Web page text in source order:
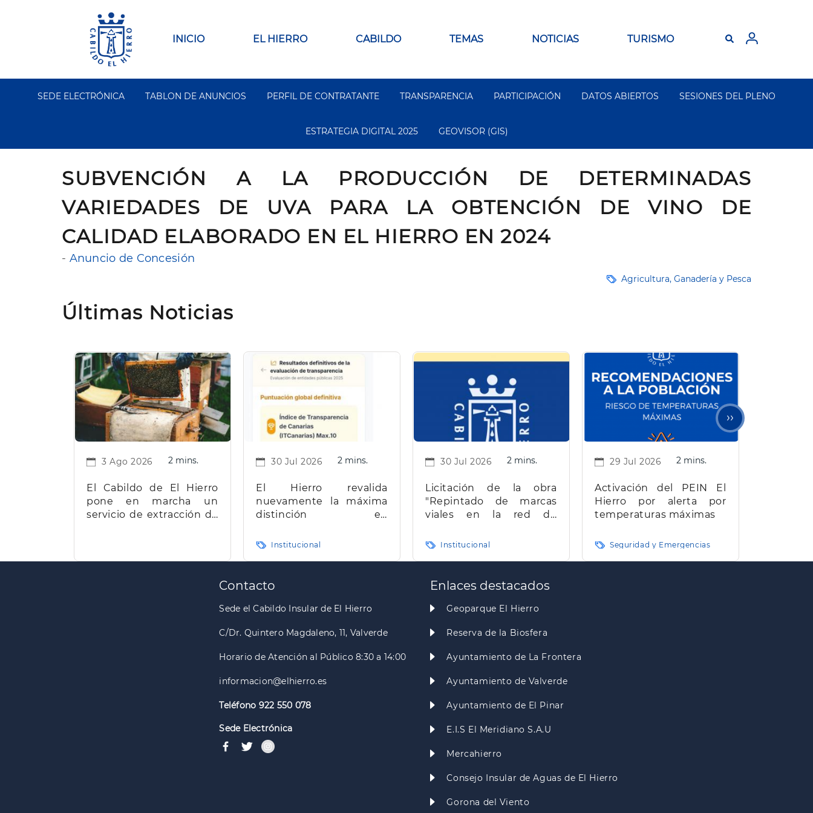
Main
INICIO EL HIERRO CABILDO TEMAS NOTICIAS TURISMO
Segundo
SEDE ELECTRÓNICA TABLON DE ANUNCIOS PERFIL DE CONTRATANTE TRANSPARENCIA PARTICIPACIÓN DATOS ABIERTOS SESIONES DEL PLENO
ESTRATEGIA DIGITAL 2025 GEOVISOR (GIS)
SUBVENCIÓN A LA PRODUCCIÓN DE DETERMINADAS
VARIEDADES DE UVA PARA LA OBTENCIÓN DE VINO DE
CALIDAD ELABORADO EN EL HIERRO EN 2024
- Anuncio de Concesión
Agricultura, Ganadería y Pesca
Últimas Noticias
3 Ago 2026 2 mins.
El Cabildo de El Hierro
pone en marcha un
servicio de extracción de
30 Jul 2026 2 mins.
El Hierro revalida
nuevamente la máxima
distinción en
Canarias
Institucional
30 Jul 2026 2 mins.
Licitación de la obra
"Repintado de marcas
viales en la red de
Hierro"
Institucional
29 Jul 2026 2 mins.
Activación del PEIN El
Hierro por alerta por
temperaturas máximas
Seguridad y Emergencias
Paginación
Siguiente
página
››
Contacto
Sede el Cabildo Insular de El Hierro
C/Dr. Quintero Magdaleno, 11, Valverde
Horario de Atención al Público 8:30 a 14:00
informacion@elhierro.es
Teléfono 922 550 078
Sede Electrónica
Enlaces destacados
Geoparque El Hierro
Reserva de la Biosfera
Ayuntamiento de La Frontera
Ayuntamiento de Valverde
Ayuntamiento de El Pinar
E.I.S El Meridiano S.A.U
Mercahierro
Consejo Insular de Aguas de El Hierro
Gorona del Viento